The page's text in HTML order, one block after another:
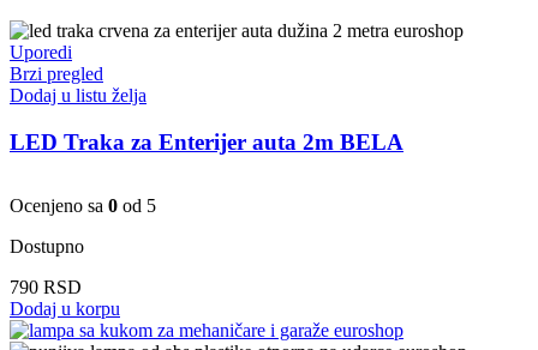
Uporedi
Brzi pregled
Dodaj u listu želja
LED Traka za Enterijer auta 2m BELA
Ocenjeno sa 0 od 5
Dostupno
790 RSD
Dodaj u korpu